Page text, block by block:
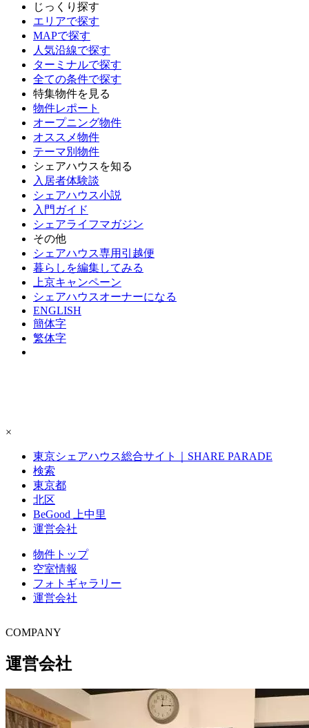
じっくり探す
エリアで探す
MAPで探す
人気沿線で探す
ターミナルで探す
全ての条件で探す
特集物件を見る
物件レポート
オープニング物件
オススメ物件
テーマ別物件
シェアハウスを知る
入居者体験談
シェアハウス小説
入門ガイド
シェアライフマガジン
その他
シェアハウス専用引越便
暮らしを編集してみる
上京キャンペーン
シェアハウスオーナーになる
ENGLISH
簡体字
繁体字
×
東京シェアハウス総合サイト｜SHARE PARADE
検索
東京都
北区
BeGood 上中里
運営会社
物件トップ
空室情報
フォト ギャラリー
運営会社
COMPANY
運営会社